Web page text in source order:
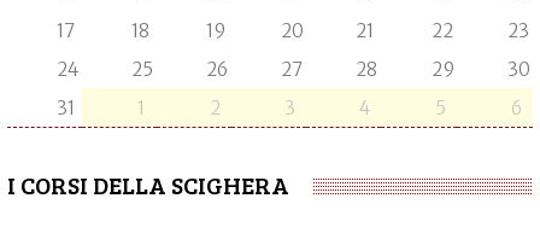
17
18 19 20 21 22
23
24
25 26 27 28 29
30
31
1 2 3 4 5 6
I CORSI DELLA SCIGHERA